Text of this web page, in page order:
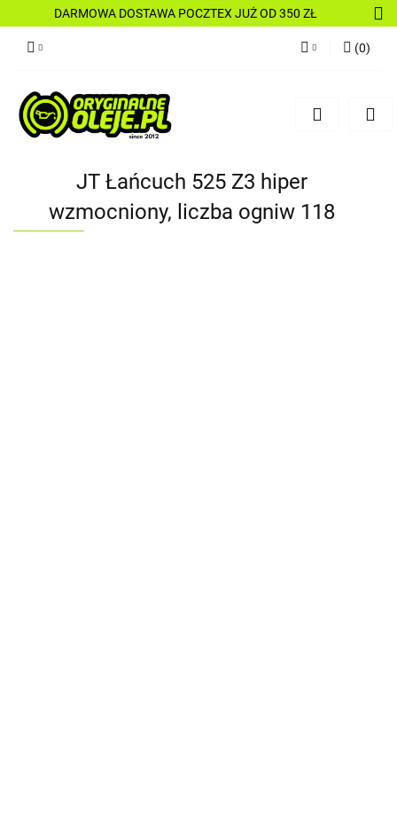
DARMOWA DOSTAWA POCZTEX JUŻ OD 350 ZŁ
Zarejestruj się
(0)
JT Łańcuch 525 Z3 hiper
wzmocniony, liczba ogniw 118